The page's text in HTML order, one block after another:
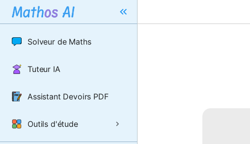
Solveur de Maths
Tuteur IA
Assistant Devoirs PDF
Outils d'étude